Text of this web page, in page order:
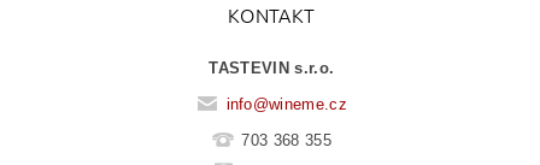
KONTAKT
TASTEVIN s.r.o.
info@wineme.cz
703 368 355